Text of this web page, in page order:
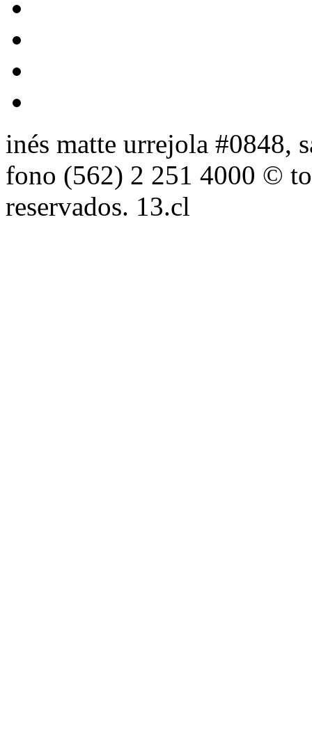
inés matte urrejola #0848,
fono (562) 2 251 4000 ©
reservados. 13.cl